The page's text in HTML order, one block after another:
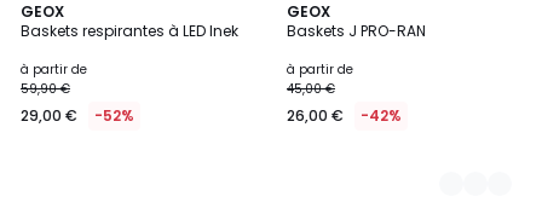
GEOX
Baskets respirantes à LED Inek
à partir de
59,90 €
29,00 € -52%
GEOX
Baskets J PRO-RAN
à partir de
45,00 €
26,00 € -42%
6
Couleurs